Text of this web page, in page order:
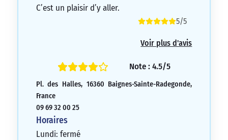
C’est un plaisir d’y aller.
5/5
Voir plus d'avis
Note : 4.5/5
Pl. des Halles, 16360 Baignes-Sainte-Radegonde,
France
09 69 32 00 25
Horaires
Lundi: fermé